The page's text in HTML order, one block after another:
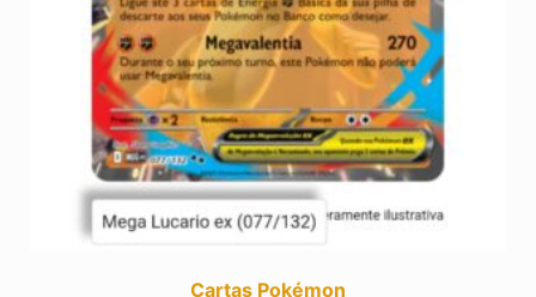
Cartas Pokémon